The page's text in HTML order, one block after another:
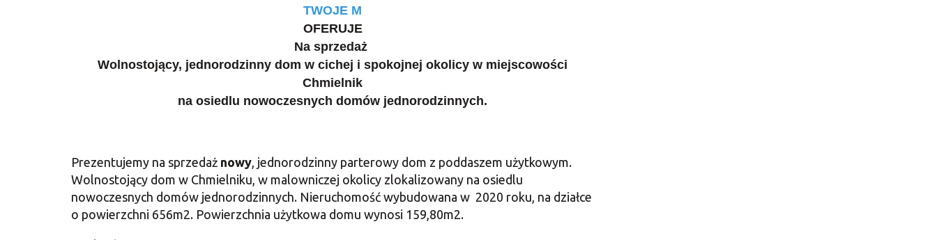
TWOJE M
OFERUJE
Na sprzedaż
Wolnostojący, jednorodzinny dom w cichej i spokojnej okolicy w miejscowości
Chmielnik
na osiedlu nowoczesnych domów jednorodzinnych.
Prezentujemy na sprzedaż nowy , jednorodzinny parterowy dom z poddaszem użytkowym.
Wolnostojący dom w Chmielniku, w malowniczej okolicy zlokalizowany na osiedlu
nowoczesnych domów jednorodzinnych. Nieruchomość wybudowana w 2020 roku, na działce
o powierzchni 656m2. Powierzchnia użytkowa domu wynosi 159,80m2.